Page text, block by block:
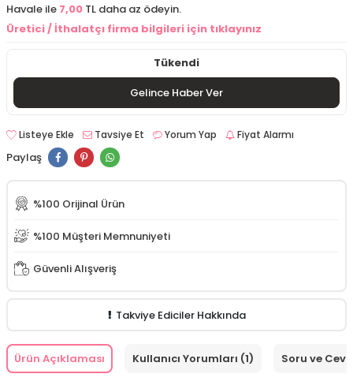
Havale ile 7,00 TL daha az ödeyin.
Üretici / İthalatçı firma bilgileri için tıklayınız
Tükendi
Gelince Haber Ver
Listeye Ekle Tavsiye Et Yorum Yap Fiyat Alarmı
Paylaş
%100 Orijinal Ürün
%100 Müşteri Memnuniyeti
Güvenli Alışveriş
Takviye Ediciler Hakkında
Ürün Açıklaması Kullanıcı Yorumları (1) Soru ve